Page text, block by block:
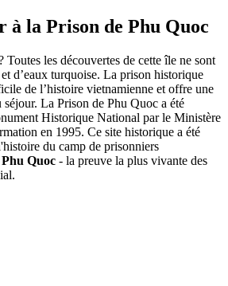
à la Prison de Phu Quoc
Toutes les découvertes de cette île ne sont
d’eaux turquoise. La prison historique
de l’histoire vietnamienne et offre une
La Prison de Phu Quoc a été
Historique National par le Ministère
en 1995. Ce site historique a été
du camp de prisonniers
Quoc - la preuve la plus vivante des